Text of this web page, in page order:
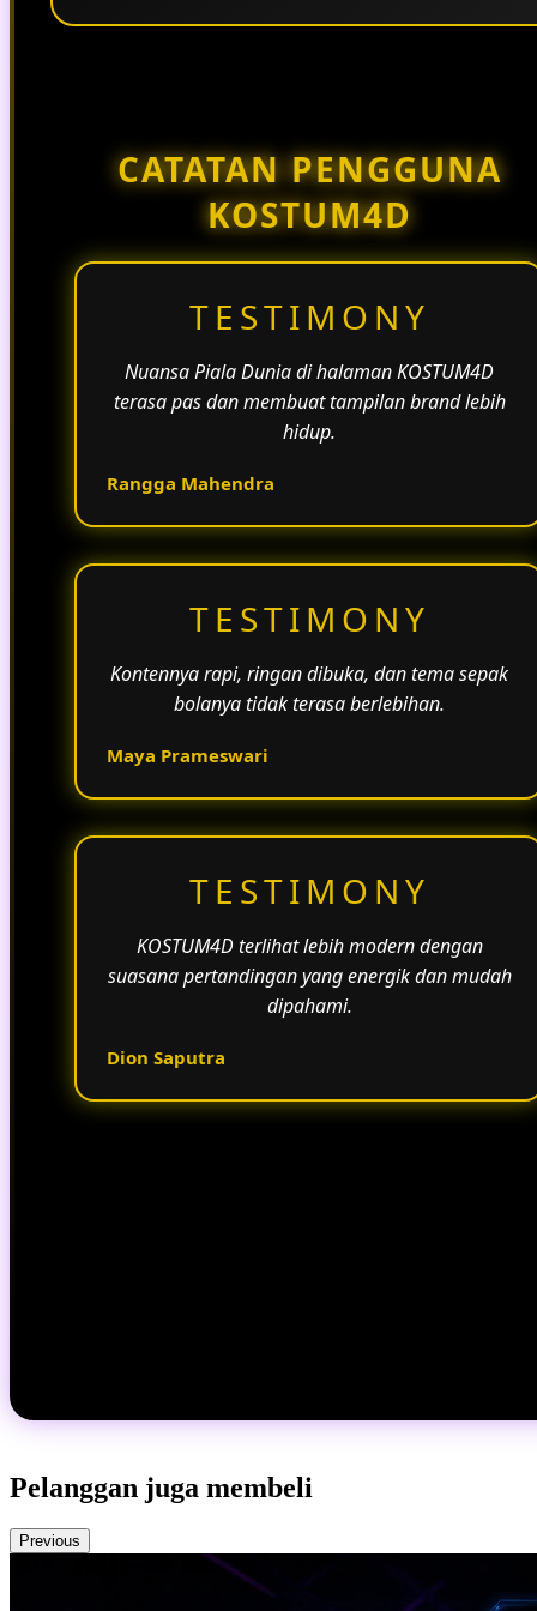
CATATAN PENGGUNA
KOSTUM4D
TESTIMONY
Nuansa Piala Dunia di halaman KOSTUM4D
terasa pas dan membuat tampilan brand lebih
hidup.
Rangga Mahendra
TESTIMONY
Kontennya rapi, ringan dibuka, dan tema sepak
bolanya tidak terasa berlebihan.
Maya Prameswari
TESTIMONY
KOSTUM4D terlihat lebih modern dengan
suasana pertandingan yang energik dan mudah
dipahami.
Dion Saputra
Pelanggan juga membeli
Previous